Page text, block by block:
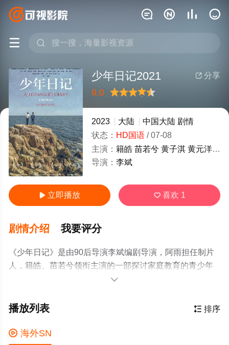
   
 
 分享
少年日记2021
9.0
很差
较差 推荐力荐
2023 大陆 中国大陆 剧情
状态： HD国语/07-08
主演： 籍皓 苗若兮 黄子淇 黄元洋 朱
导演： 李斌
 立即播放 喜欢 1
剧情介绍 我要评分
《少年日记》是由90后导演李斌编剧导演，阿雨担任制片
人，籍皓、苗若兮领衔主演的一部探讨家庭教育的青少年
成长电影，该片入围了第14届孟加拉国国际儿童电影节主
影展并获奖好久没有联络，并不是距离远了。好久没有消
就注定扎根在我心里。其实朋友就是这样，无需想起，因

 排序
播放列表
 海外SN